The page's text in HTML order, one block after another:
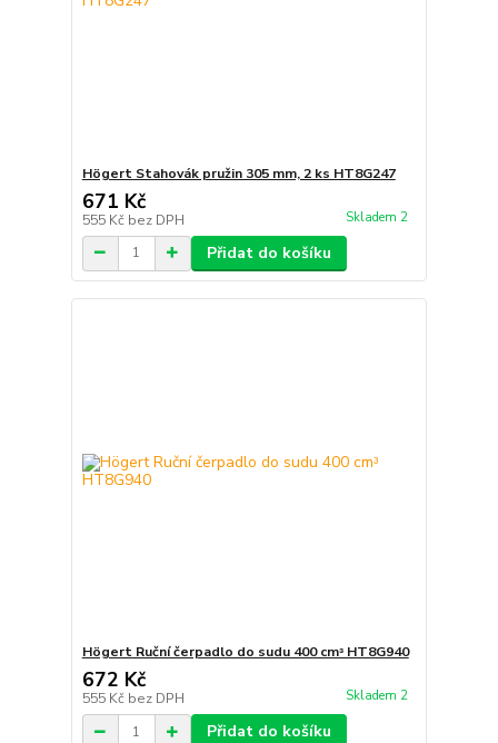
Högert Stahovák pružin 305 mm, 2 ks HT8G247
671 Kč
555 Kč bez DPH Skladem 2
Přidat do košíku
Högert Ruční čerpadlo do sudu 400 cmᶟ HT8G940
672 Kč
555 Kč bez DPH Skladem 2
Přidat do košíku